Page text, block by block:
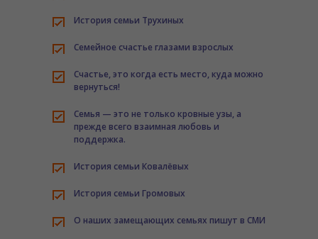
---- Памятка БПЛА
---- РАДАР.НФ
---- Гражданская оборона
---- Как платить налоги
История семьи Трухиных
Семейное счастье глазами взрослых
Счастье, это когда есть место, куда можно
вернуться!
Семья — это не только кровные узы, а
прежде всего взаимная любовь и
поддержка.
История семьи Ковалёвых
История семьи Громовых
О наших замещающих семьях пишут в СМИ